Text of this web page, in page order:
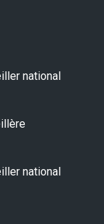
national
national